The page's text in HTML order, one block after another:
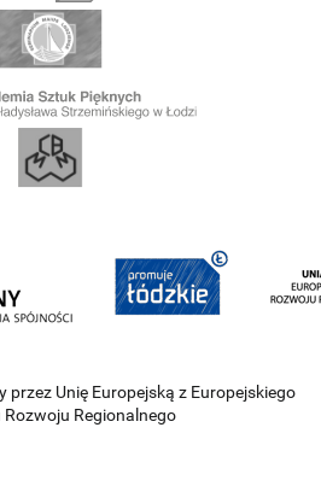
przez Unię Europejską z Europejskiego
Rozwoju Regionalnego